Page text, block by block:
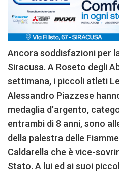
Ancora soddisfazioni per
Siracusa. A Roseto degli
settimana, i piccoli atleti
Alessandro Piazzese
medaglia d’argento,
entrambi di 8 anni, sono
della palestra delle
Caldarella che è vice-
Stato. A lui ed ai suoi